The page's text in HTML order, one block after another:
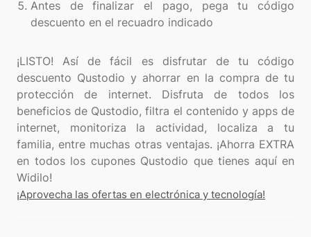
Antes de finalizar el pago, pega tu código
descuento en el recuadro indicado
¡LISTO! Así de fácil es disfrutar de tu código
descuento Qustodio y ahorrar en la compra de tu
protección de internet. Disfruta de todos los
beneficios de Qustodio, filtra el contenido y apps de
internet, monitoriza la actividad, localiza a tu
familia, entre muchas otras ventajas. ¡Ahorra EXTRA
en todos los cupones Qustodio que tienes aquí en
¡Aprovecha las ofertas en electrónica y tecnología!